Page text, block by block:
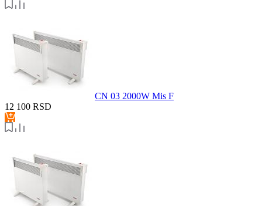
CN 03 2000W Mis F
12 100 RSD